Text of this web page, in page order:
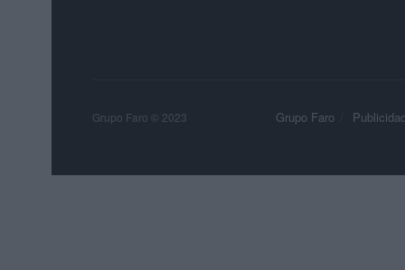
Grupo Faro Publicidad
Grupo Faro © 2023